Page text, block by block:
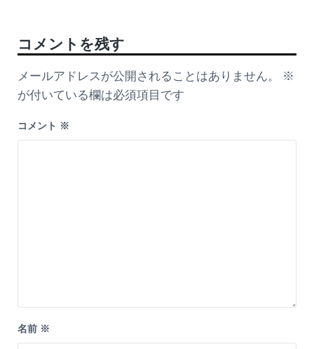
コメントを残す
メールアドレスが公開されることはありません。
※
が付いている欄は必須項目です
コメント ※
名前 ※